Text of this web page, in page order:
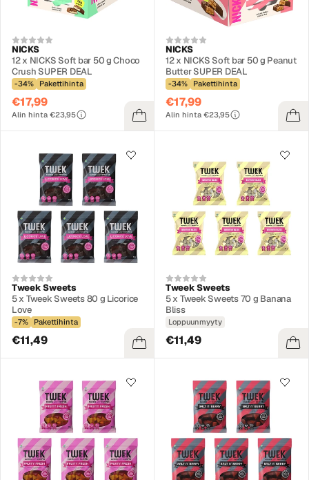
NICKS
12 x NICKS Soft bar 50 g Choco
Crush SUPER DEAL
-34% Pakettihinta
€17,99
Alin hinta €23,95
NICKS
12 x NICKS Soft bar 50 g Peanut
Butter SUPER DEAL
-34% Pakettihinta
€17,99
Alin hinta €23,95
Tweek Sweets
5 x Tweek Sweets 80 g Licorice
Love
-7% Pakettihinta
€11,49
Tweek Sweets
5 x Tweek Sweets 70 g Banana
Bliss
Loppuunmyyty
€11,49